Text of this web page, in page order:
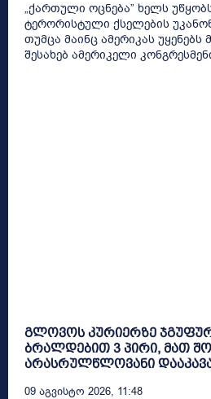
„ქართული ოცნება” ხელს
ტერორისტული ქსელების
თუმცა მაინც ამერიკას უყენებს
შესახებ ამერიკელი
გლოვოს კურიერზე
ბრალდებით 3 პირი, მათ
არასრულწლოვანი
09 Აგვისტო 2026, 11:48